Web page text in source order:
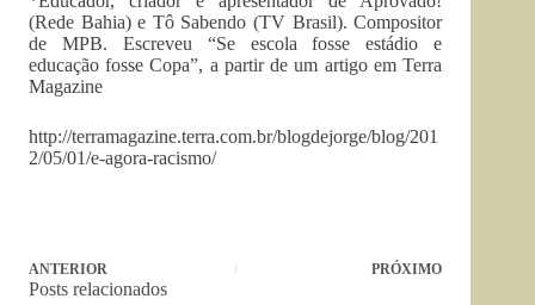
(Rede Bahia) e Tô Sabendo (TV Brasil). Compositor
de MPB. Escreveu “Se escola fosse estádio e
educação fosse Copa”, a partir de um artigo em Terra
Magazine
http://terramagazine.terra.com.br/blogdejorge/blog/201
2/05/01/e-agora-racismo/
ANTERIOR PRÓXIMO
Posts relacionados